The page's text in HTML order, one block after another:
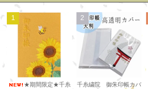
1
★期間限定★千糸
2
千糸繍院 御朱印帳カバ